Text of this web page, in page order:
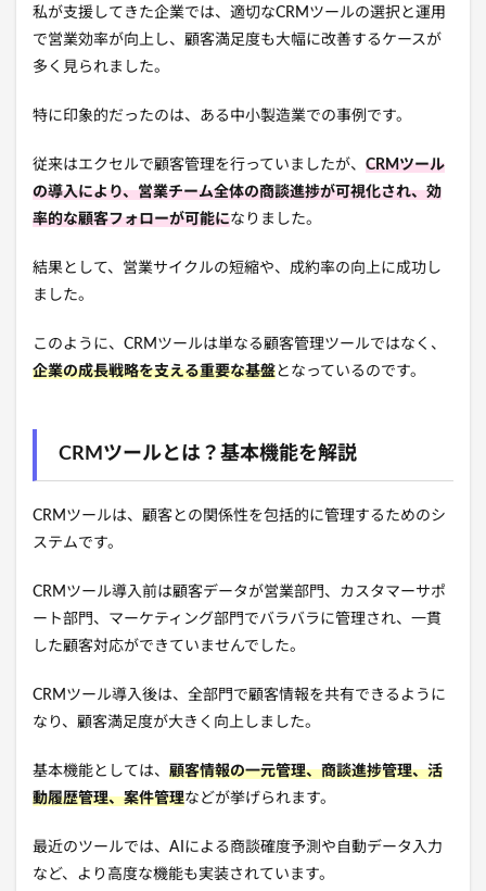
私が支援してきた企業では、適切なCRMツールの選択と運用
で営業効率が向上し、顧客満足度も大幅に改善するケースが
多く見られました。
特に印象的だったのは、ある中小製造業での事例です。
従来はエクセルで顧客管理を行っていましたが、 CRMツール
の導入により、営業チーム全体の商談進捗が可視化され、効
率的な顧客フォローが可能になりました。
結果として、営業サイクルの短縮や、成約率の向上に成功し
ました。
このように、CRMツールは単なる顧客管理ツールではなく、
企業の成長戦略を支える重要な基盤となっているのです。
CRMツールとは？基本機能を解説
CRMツールは、顧客との関係性を包括的に管理するためのシ
ステムです。
CRMツール導入前は顧客データが営業部門、カスタマーサポ
ート部門、マーケティング部門でバラバラに管理され、一貫
した顧客対応ができていませんでした。
CRMツール導入後は、全部門で顧客情報を共有できるように
なり、顧客満足度が大きく向上しました。
基本機能としては、 顧客情報の一元管理、商談進捗管理、活
動履歴管理、案件管理などが挙げられます。
最近のツールでは、AIによる商談確度予測や自動データ入力
など、より高度な機能も実装されています。